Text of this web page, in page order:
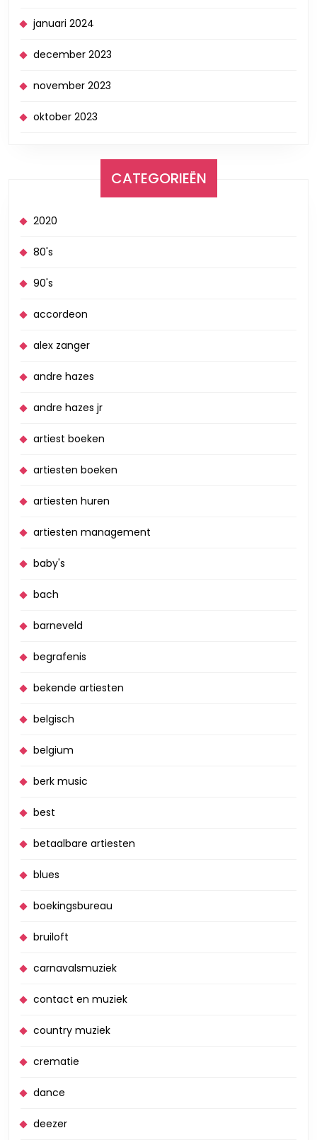
januari 2024
december 2023
november 2023
oktober 2023
CATEGORIEËN
2020
80's
90's
accordeon
alex zanger
andre hazes
andre hazes jr
artiest boeken
artiesten boeken
artiesten huren
artiesten management
baby's
bach
barneveld
begrafenis
bekende artiesten
belgisch
belgium
berk music
best
betaalbare artiesten
blues
boekingsbureau
bruiloft
carnavalsmuziek
contact en muziek
country muziek
crematie
dance
deezer